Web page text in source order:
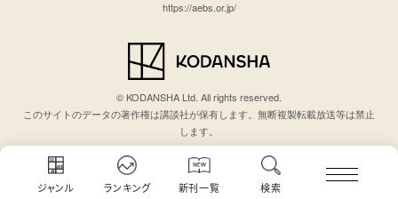
ジャンル ランキング 新刊一覧 検索
https://aebs.or.jp/
© KODANSHA Ltd. All rights reserved.
このサイトのデータの著作権は講談社が保有します。無断複製転載放送等は禁止
します。